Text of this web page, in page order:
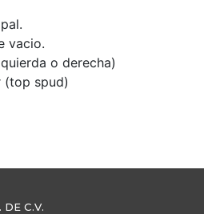
vacio.
o derecha)
(top spud)
DE C.V.